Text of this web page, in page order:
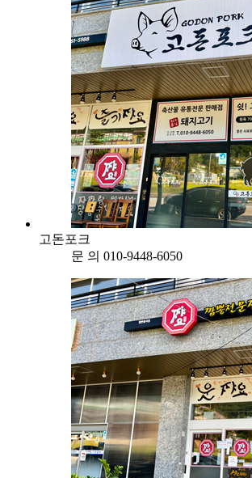
고돈포크
문 의 010-9448-6050